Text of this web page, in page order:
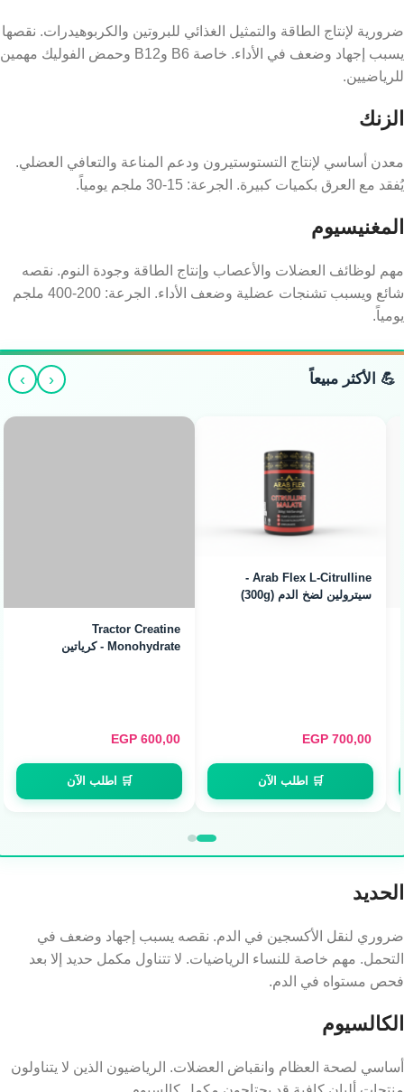
ضرورية لإنتاج الطاقة والتمثيل الغذائي للبروتين والكربوهيدرات. نقصها
يسبب إجهاد وضعف في الأداء. خاصة B6 وB12 وحمض الفوليك مهمين
للرياضيين.
الزنك
معدن أساسي لإنتاج التستوستيرون ودعم المناعة والتعافي العضلي.
يُفقد مع العرق بكميات كبيرة. الجرعة: 15-30 ملجم يومياً.
المغنيسيوم
مهم لوظائف العضلات والأعصاب وإنتاج الطاقة وجودة النوم. نقصه
شائع ويسبب تشنجات عضلية وضعف الأداء. الجرعة: 200-400 ملجم
يومياً.
💪 الأكثر مبيعاً ‹
›
Arab Flex L-Citrulline -
سيترولين لضخ الدم (300g)
700,00
EGP
🛒 اطلب الآن
Tractor Creatine
Monohydrate - كرياتين
600,00
EGP
🛒 اطلب الآن
الحديد
ضروري لنقل الأكسجين في الدم. نقصه يسبب إجهاد وضعف في
التحمل. مهم خاصة للنساء الرياضيات. لا تتناول مكمل حديد إلا بعد
فحص مستواه في الدم.
الكالسيوم
أساسي لصحة العظام وانقباض العضلات. الرياضيون الذين لا يتناولون